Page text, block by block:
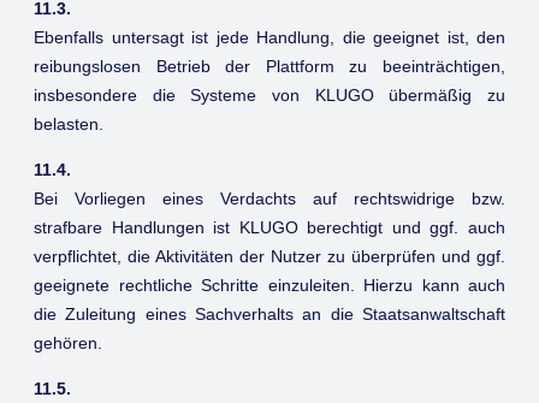
11.3.
Ebenfalls untersagt ist jede Handlung, die geeignet ist, den
reibungslosen Betrieb der Plattform zu beeinträchtigen,
insbesondere die Systeme von KLUGO übermäßig zu
belasten.
11.4.
Bei Vorliegen eines Verdachts auf rechtswidrige bzw.
strafbare Handlungen ist KLUGO berechtigt und ggf. auch
verpflichtet, die Aktivitäten der Nutzer zu überprüfen und ggf.
geeignete rechtliche Schritte einzuleiten. Hierzu kann auch
die Zuleitung eines Sachverhalts an die Staatsanwaltschaft
gehören.
11.5.